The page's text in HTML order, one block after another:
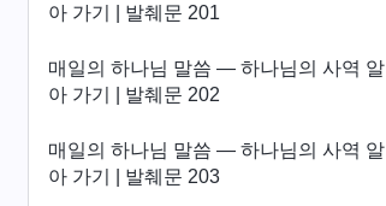
아 가기 | 발췌문 201
매일의 하나님 말씀 ― 하나님의 사역 알
아 가기 | 발췌문 202
매일의 하나님 말씀 ― 하나님의 사역 알
아 가기 | 발췌문 203